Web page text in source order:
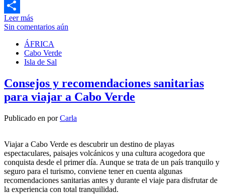
Email
Compartir
Leer más
Sin comentarios aún
ÁFRICA
Cabo Verde
Isla de Sal
Consejos y recomendaciones sanitarias
para viajar a Cabo Verde
Publicado en porCarla
Viajar a Cabo Verde es descubrir un destino de playas
espectaculares, paisajes volcánicos y una cultura acogedora que
conquista desde el primer día. Aunque se trata de un país tranquilo y
seguro para el turismo, conviene tener en cuenta algunas
recomendaciones sanitarias antes y durante el viaje para disfrutar de
la experiencia con total tranquilidad.